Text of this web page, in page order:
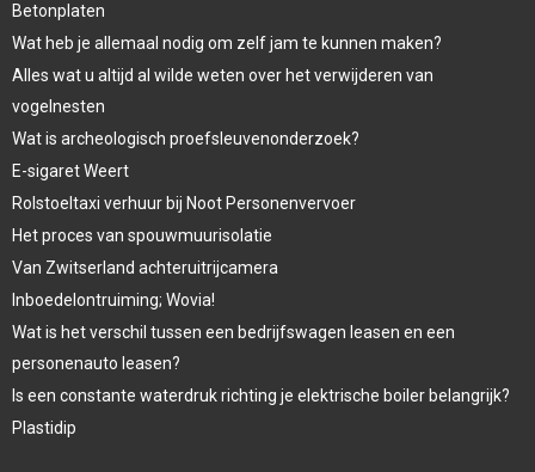
Betonplaten
Wat heb je allemaal nodig om zelf jam te kunnen maken?
Alles wat u altijd al wilde weten over het verwijderen van
vogelnesten
Wat is archeologisch proefsleuvenonderzoek?
E-sigaret Weert
Rolstoeltaxi verhuur bij Noot Personenvervoer
Het proces van spouwmuurisolatie
Van Zwitserland achteruitrijcamera
Inboedelontruiming; Wovia!
Wat is het verschil tussen een bedrijfswagen leasen en een
personenauto leasen?
Is een constante waterdruk richting je elektrische boiler belangrijk?
Plastidip